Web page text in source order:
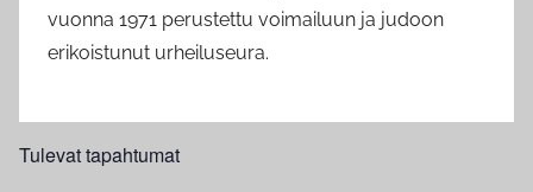
vuonna 1971 perustettu voimailuun ja judoon
erikoistunut urheiluseura.
Tulevat tapahtumat